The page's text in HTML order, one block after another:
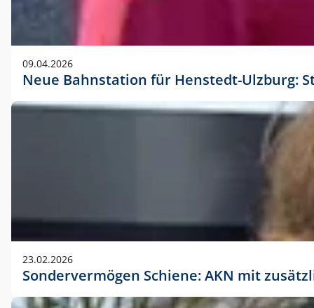
09.04.2026
Neue Bahnstation für Henstedt-Ulzburg:
23.02.2026
Sondervermögen Schiene: AKN mit